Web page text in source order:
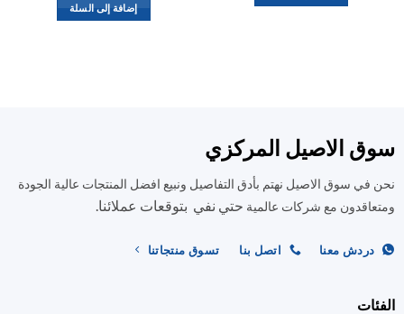
إضافة إلى السلة
الاصيل المركزي
سوق الاصيل نهتم بأدق التفاصيل ونبيع افضل المنتجات عالية الجودة
مع شركات عالميةحتي نفي بتوقعات عملائنا.
دردش معنا اتصل بنا تسوق منتجاتنا